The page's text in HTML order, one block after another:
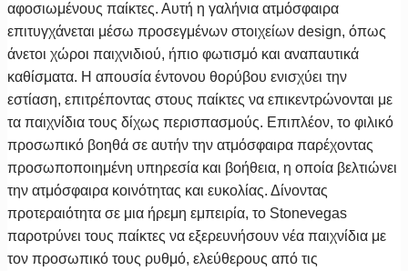
αφοσιωμένους παίκτες. Αυτή η γαλήνια ατμόσφαιρα
επιτυγχάνεται μέσω προσεγμένων στοιχείων design, όπως
άνετοι χώροι παιχνιδιού, ήπιο φωτισμό και αναπαυτικά
καθίσματα. Η απουσία έντονου θορύβου ενισχύει την
εστίαση, επιτρέποντας στους παίκτες να επικεντρώνονται με
τα παιχνίδια τους δίχως περισπασμούς. Επιπλέον, το φιλικό
προσωπικό βοηθά σε αυτήν την ατμόσφαιρα παρέχοντας
προσωποποιημένη υπηρεσία και βοήθεια, η οποία βελτιώνει
την ατμόσφαιρα κοινότητας και ευκολίας. Δίνοντας
προτεραιότητα σε μια ήρεμη εμπειρία, το Stonevegas
παροτρύνει τους παίκτες να εξερευνήσουν νέα παιχνίδια με
τον προσωπικό τους ρυθμό, ελεύθερους από τις